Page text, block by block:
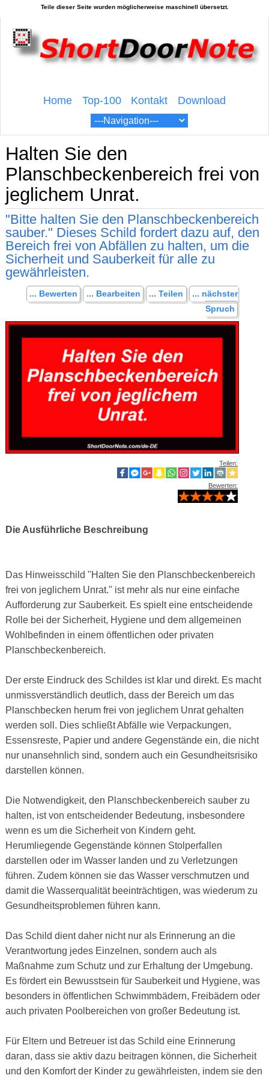
Home Top-100 Kontakt Download
Halten Sie den
Planschbeckenbereich frei von
jeglichem Unrat.
"Bitte halten Sie den Planschbeckenbereich
sauber." Dieses Schild fordert dazu auf, den
Bereich frei von Abfällen zu halten, um die
Sicherheit und Sauberkeit für alle zu
gewährleisten.
... Bewerten ... Bearbeiten ... Teilen
... nächster
Spruch
Teilen:
Bewerten:
Die Ausführliche Beschreibung
Das Hinweisschild "Halten Sie den Planschbeckenbereich
frei von jeglichem Unrat." ist mehr als nur eine einfache
Aufforderung zur Sauberkeit. Es spielt eine entscheidende
Rolle bei der Sicherheit, Hygiene und dem allgemeinen
Wohlbefinden in einem öffentlichen oder privaten
Planschbeckenbereich.
Der erste Eindruck des Schildes ist klar und direkt. Es macht
unmissverständlich deutlich, dass der Bereich um das
Planschbecken herum frei von jeglichem Unrat gehalten
werden soll. Dies schließt Abfälle wie Verpackungen,
Essensreste, Papier und andere Gegenstände ein, die nicht
nur unansehnlich sind, sondern auch ein Gesundheitsrisiko
darstellen können.
Die Notwendigkeit, den Planschbeckenbereich sauber zu
halten, ist von entscheidender Bedeutung, insbesondere
wenn es um die Sicherheit von Kindern geht.
Herumliegende Gegenstände können Stolperfallen
darstellen oder im Wasser landen und zu Verletzungen
führen. Zudem können sie das Wasser verschmutzen und
damit die Wasserqualität beeinträchtigen, was wiederum zu
Gesundheitsproblemen führen kann.
Das Schild dient daher nicht nur als Erinnerung an die
Verantwortung jedes Einzelnen, sondern auch als
Maßnahme zum Schutz und zur Erhaltung der Umgebung.
Es fördert ein Bewusstsein für Sauberkeit und Hygiene, was
besonders in öffentlichen Schwimmbädern, Freibädern oder
auch privaten Poolbereichen von großer Bedeutung ist.
Für Eltern und Betreuer ist das Schild eine Erinnerung
daran, dass sie aktiv dazu beitragen können, die Sicherheit
und den Komfort der Kinder zu gewährleisten, indem sie den